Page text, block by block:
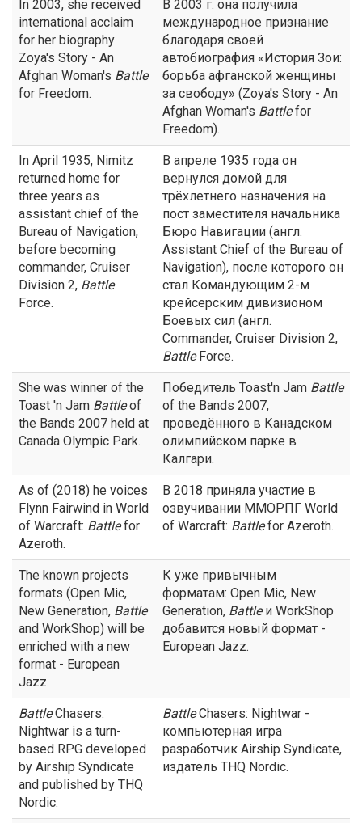
In 2003, she received
international acclaim
for her biography
Zoya's Story - An
Afghan Woman's Battle
for Freedom.
В 2003 г. она получила
международное признание
благодаря своей
автобиография «История Зои:
борьба афганской женщины
за свободу» (Zoya's Story - An
Afghan Woman's Battlefor
Freedom).
In April 1935, Nimitz
returned home for
three years as
assistant chief of the
Bureau of Navigation,
before becoming
commander, Cruiser
Division 2, Battle
Force.
В апреле 1935 года он
вернулся домой для
трёхлетнего назначения на
пост заместителя начальника
Бюро Навигации (англ.
Assistant Chief of the Bureau of
Navigation), после которого он
стал Командующим 2-м
крейсерским дивизионом
Боевых сил (англ.
Commander, Cruiser Division 2,
BattleForce.
She was winner of the
Toast 'n Jam Battleof
the Bands 2007 held at
Canada Olympic Park.
Победитель Toast'n Jam Battle
of the Bands 2007,
проведённого в Канадском
олимпийском парке в
Калгари.
As of (2018) he voices
Flynn Fairwind in World
of Warcraft: Battlefor
Azeroth.
В 2018 приняла участие в
озвучивании ММОРПГ World
of Warcraft: Battlefor Azeroth.
The known projects
formats (Open Mic,
New Generation, Battle
and WorkShop) will be
enriched with a new
format - European
Jazz.
К уже привычным
форматам: Open Mic, New
Generation, Battleи WorkShop
добавится новый формат -
European Jazz.
BattleChasers:
Nightwar is a turn-
based RPG developed
by Airship Syndicate
and published by THQ
Nordic.
BattleChasers: Nightwar -
компьютерная игра
разработчик Airship Syndicate,
издатель THQ Nordic.